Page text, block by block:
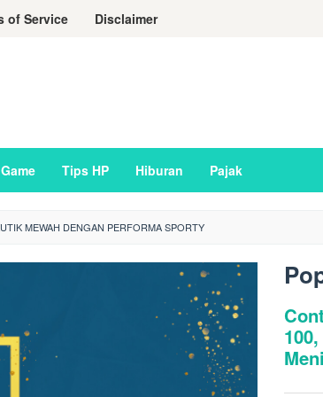
of Service Disclaimer
Game Tips HP Hiburan Pajak
MEWAH DENGAN PERFORMA SPORTY